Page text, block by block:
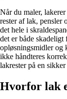
Når du maler,
rester af lak, pensler
det hele i
det er både
opløsningsmidler og
ikke håndteres
lakrester på en
Hvorfor lak